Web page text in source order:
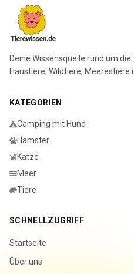
Deine Wissensquelle rund um
Haustiere, Wildtiere, Meerestiere
KATEGORIEN
Camping mit Hund
Hamster
Katze
Meer
Tiere
SCHNELLZUGRIFF
Startseite
Über uns